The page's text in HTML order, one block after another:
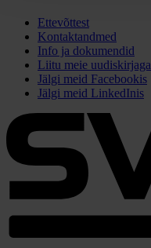
Ettevõttest
Kontaktandmed
Info ja dokumendid
Liitu meie uudiskirjaga
Jälgi meid Facebookis
Jälgi meid LinkedInis